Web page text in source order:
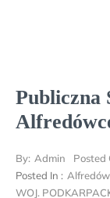
Publiczna
By: Admin Posted
Posted In :
WOJ.